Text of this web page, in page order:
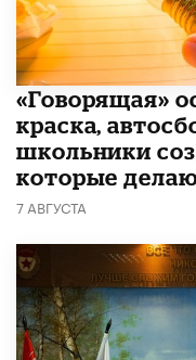
​«Говорящая»
краска,
школьники
которые
7 АВГУСТА